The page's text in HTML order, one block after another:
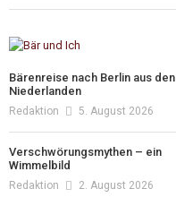
Bärenreise nach Berlin aus den
Niederlanden
Redaktion 5. August 2026
Verschwörungsmythen – ein
Wimmelbild
Redaktion 2. August 2026